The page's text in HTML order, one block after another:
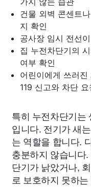
건물 외벽 콘센트
지 확인
공사장 임시 전선
집 누전차단기의
여부 확인
어린이에게 쓰러
119 신고와 차단
특히 누전차단기는
입니다. 전기가 새
는 역할을 합니다.
충분하지 않습니다
단기가 낡았거나,
로 보호하지 못하